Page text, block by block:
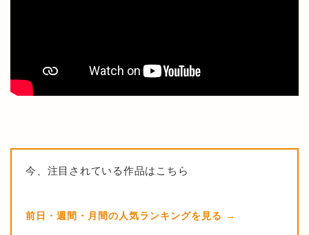
今、注目されている作品はこちら
前日・週間・月間の人気ランキングを見る